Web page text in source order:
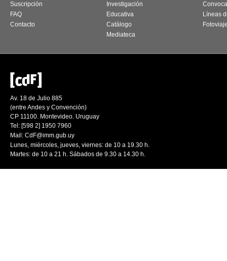
Suscripción
FAQ
Contacto
Investigación
Educativa
Catálogo
Mediateca
Líneas
Av. 18 de Julio 885
(entre Andes y Convención)
CP 11100. Montevideo. Uruguay
Tel: [598 2] 1950 7960
Mail: CdF@imm.gub.uy
Lunes, miércoles, jueves, viernes: de 10 a 19.30 h.
Martes: de 10 a 21 h. Sábados de 9.30 a 14.30 h.